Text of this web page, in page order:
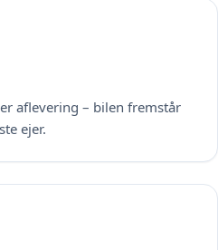
aflevering – bilen fremstår
ejer.